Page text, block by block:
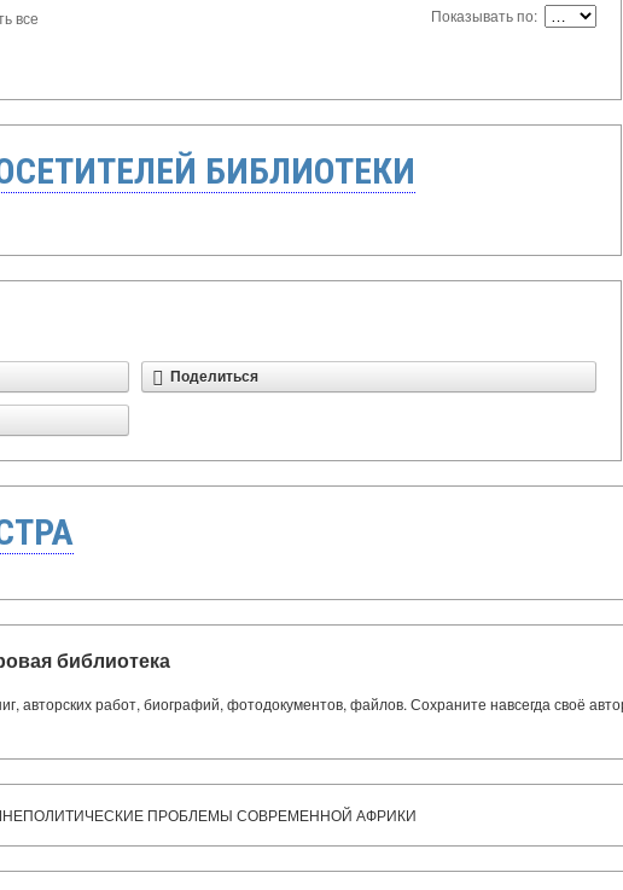
все Показывать по:
БИБЛИОТЕКИ
Поделиться
библиотека
авторских работ, биографий, фотодокументов, файлов. Сохраните навсегда своё
ПРОБЛЕМЫ СОВРЕМЕННОЙ АФРИКИ